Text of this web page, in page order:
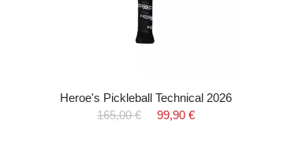
Heroe's Pickleball Technical 2026
165,00 €
99,90 €